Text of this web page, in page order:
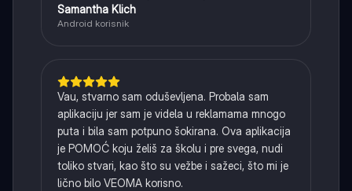
Samantha Klich
Android korisnik
Vau, stvarno sam oduševljena. Probala sam
aplikaciju jer sam je videla u reklamama mnogo
puta i bila sam potpuno šokirana. Ova aplikacija
je POMOĆ koju želiš za školu i pre svega, nudi
toliko stvari, kao što su vežbe i sažeci, što mi je
lično bilo VEOMA korisno.